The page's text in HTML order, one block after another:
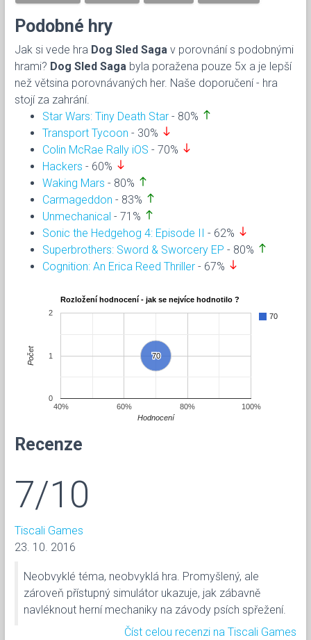
Podobné hry
Jak si vede hra Dog Sled Saga v porovnání s podobnými
hrami? Dog Sled Saga byla poražena pouze 5x a je lepší
než větsina porovnávaných her. Naše doporučení - hra
stojí za zahrání.
Star Wars: Tiny Death Star - 80% north
Transport Tycoon - 30% south
Colin McRae Rally iOS - 70% south
Hackers - 60% south
Waking Mars - 80% north
Carmageddon - 83% north
Unmechanical - 71% north
Sonic the Hedgehog 4: Episode II - 62% south
Superbrothers: Sword & Sworcery EP - 80% north
Cognition: An Erica Reed Thriller - 67% south
Rozložení hodnocení - jak se nejvíce hodnotilo ?
70
70
70
40% 60% 80% 100%
0
1
2
Hodnocení
Počet
Recenze
7/10
Tiscali Games
23. 10. 2016
Neobvyklé téma, neobvyklá hra. Promyšlený, ale
zároveň přístupný simulátor ukazuje, jak zábavně
navléknout herní mechaniky na závody psích spřežení.
Číst celou recenzi na Tiscali Games